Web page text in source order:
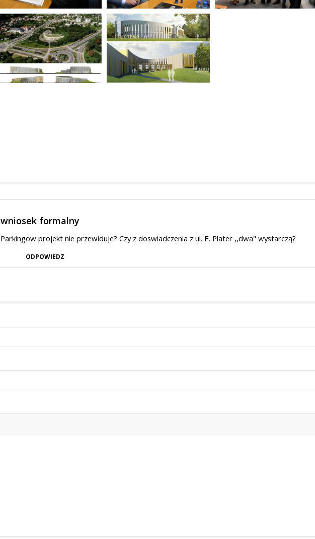
wniosek formalny
Parkingow projekt nie przewiduje? Czy z doswiadczenia z ul. E. Plater ,,dwa" wystarczą?
ODPOWIEDZ